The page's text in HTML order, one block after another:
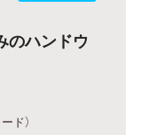
のハンドウ
ド）